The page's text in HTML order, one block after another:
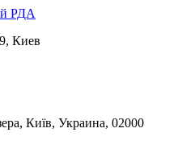
РДА
Киев
Київ, Украина, 02000